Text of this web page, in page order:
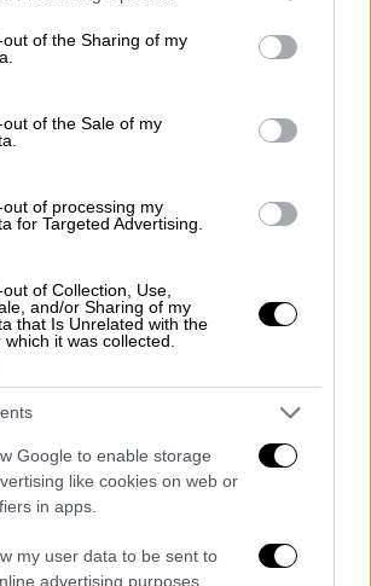
visit or usage behaviour. You may click to
to Google and its third-party tags to
specified purposes in below Google
of the Sharing of my
of the Sale of my
of processing my
for Targeted Advertising.
of Collection, Use,
and/or Sharing of my
that Is Unrelated with the
it was collected.
Google to enable storage
like cookies on web or
in apps.
my user data to be sent to
advertising purposes.
μετά το σάλο:
δημιουργίας εντυπώσεων -
το αντίθετο»
Υγείας απαντά για τις
γυναικοκτονία